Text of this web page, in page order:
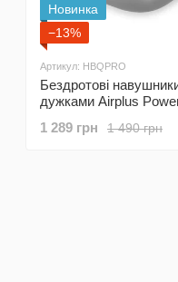
Новинка
−13%
Артикул: HBQPRO
Бездротові
дужками Airplus
1 490 грн
1 289 грн